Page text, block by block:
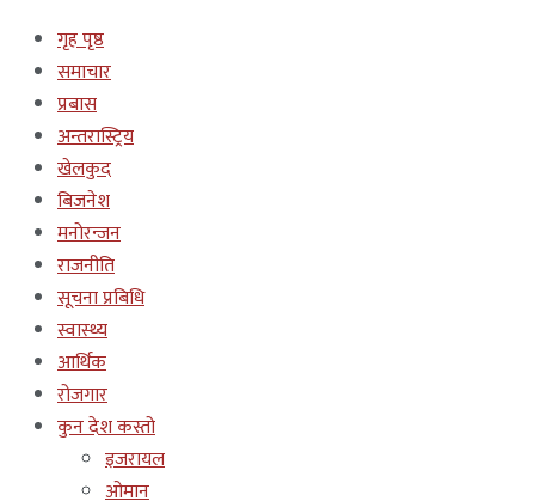
गृह पृष्ठ
समाचार
प्रबास
अन्तरास्ट्रिय
खेलकुद
बिजनेश
मनोरन्जन
राजनीति
सूचना प्रबिधि
स्वास्थ्य
आर्थिक
रोजगार
कुन देश कस्तो
इजरायल
ओमान